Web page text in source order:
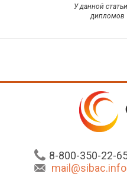
У данной
дипломов
8-800-350-22-
mail@sibac.info